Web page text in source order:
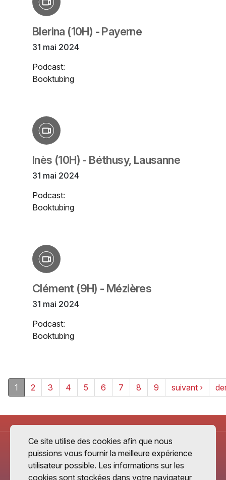
Blerina (10H) - Payerne
31 mai 2024
Podcast:
Booktubing
Inès (10H) - Béthusy, Lausanne
31 mai 2024
Podcast:
Booktubing
Clément (9H) - Mézières
31 mai 2024
Podcast:
Booktubing
1 2 3 4 5 6 7 8 9 suivant ›
Ce site utilise des cookies afin que nous
puissions vous fournir la meilleure expérience
utilisateur possible. Les informations sur les
cookies sont stockées dans votre navigateur